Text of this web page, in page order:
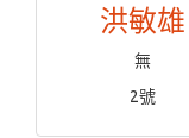
洪敏雄
無
2號